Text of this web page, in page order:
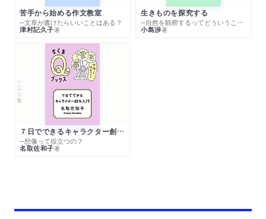
苦手から始める作文教室
─文章が書けたらいいことはある？
津村記久子著
生きものを探究する
─自然を観察するってどういうこと？
小島渉著
シリーズ・全集
７日でできるキャラクター創作入門
─想像って役立つの？
名取佐和子著